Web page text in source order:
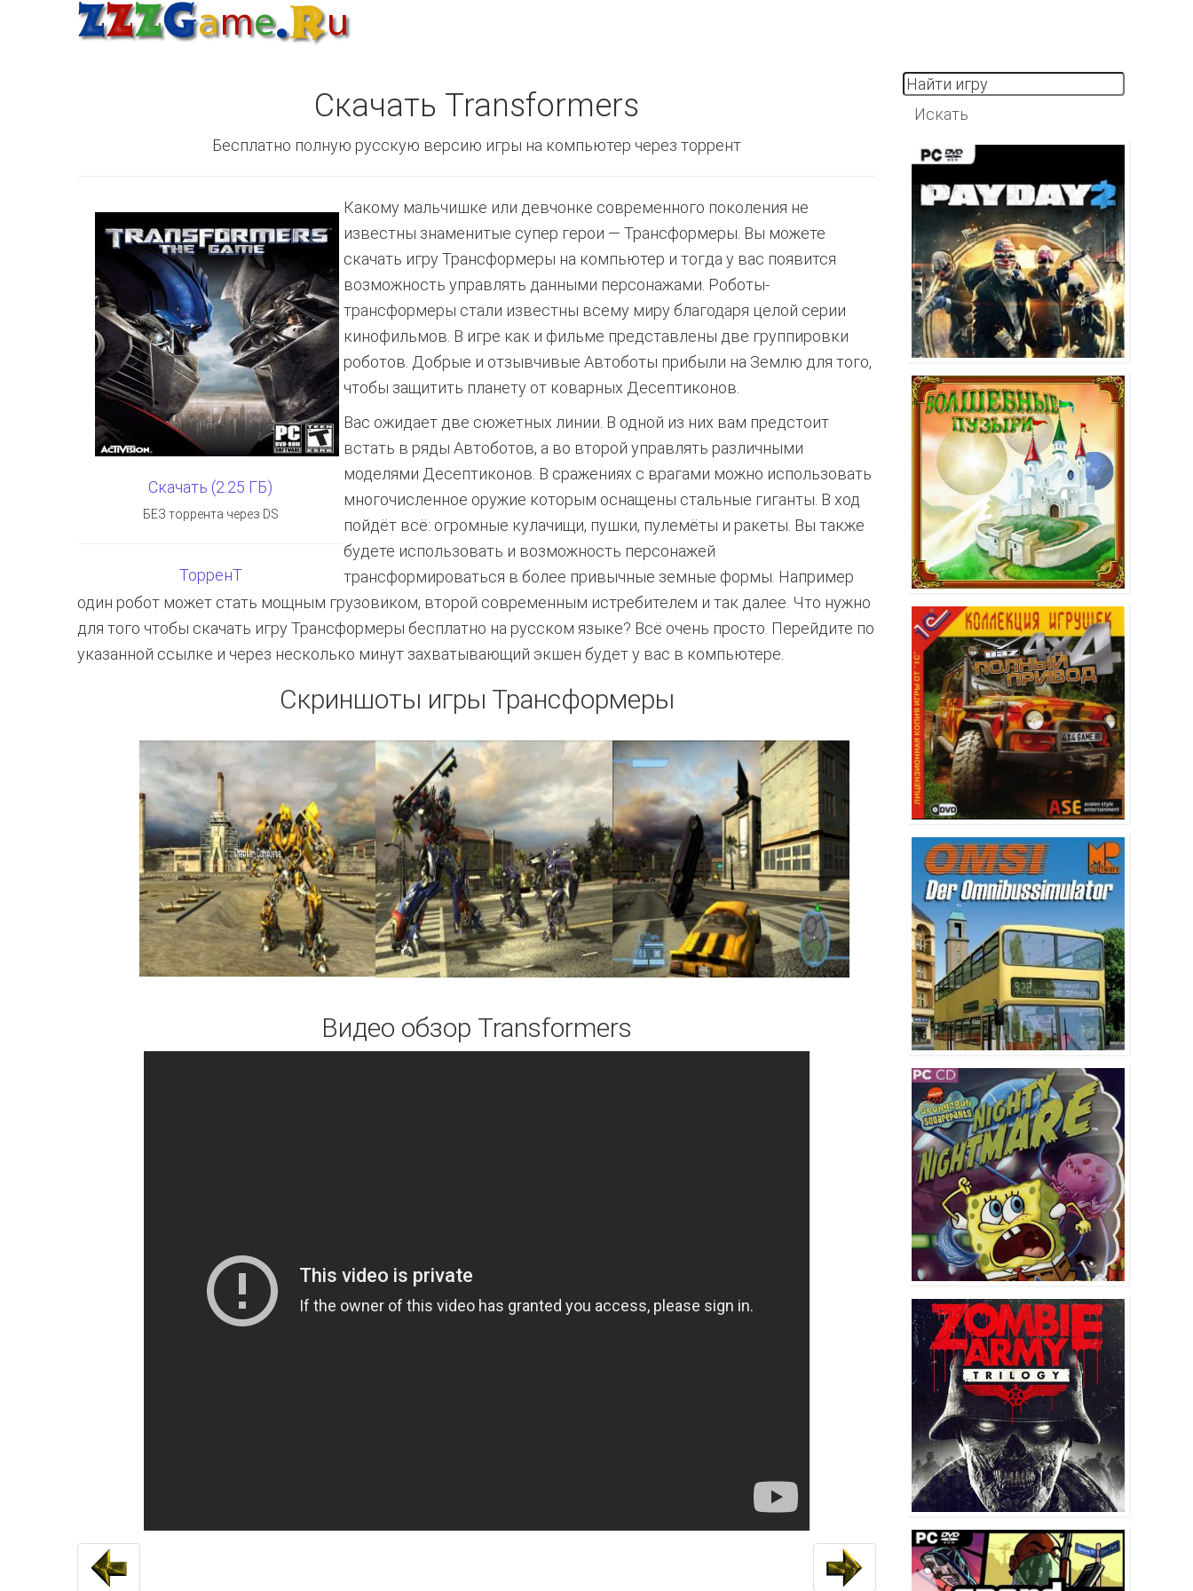
Скачать Transformers
Бесплатно полную русскую версию игры на компьютер через торрент
Скачать (2.25 ГБ)
БЕЗ торрента через DS
ТорренТ
Какому мальчишке или девчонке современного поколения не
известны знаменитые супер герои — Трансформеры. Вы можете
скачать игру Трансформеры на компьютер и тогда у вас появится
возможность управлять данными персонажами. Роботы-
трансформеры стали известны всему миру благодаря целой серии
кинофильмов. В игре как и фильме представлены две группировки
роботов. Добрые и отзывчивые Автоботы прибыли на Землю для того,
чтобы защитить планету от коварных Десептиконов.
Вас ожидает две сюжетных линии. В одной из них вам предстоит
встать в ряды Автоботов, а во второй управлять различными
моделями Десептиконов. В сражениях с врагами можно использовать
многочисленное оружие которым оснащены стальные гиганты. В ход
пойдёт всё: огромные кулачищи, пушки, пулемёты и ракеты. Вы также
будете использовать и возможность персонажей
трансформироваться в более привычные земные формы. Например
один робот может стать мощным грузовиком, второй современным истребителем и так далее. Что нужно
для того чтобы скачать игру Трансформеры бесплатно на русском языке? Всё очень просто. Перейдите по
указанной ссылке и через несколько минут захватывающий экшен будет у вас в компьютере.
Скриншоты игры Трансформеры
Видео обзор Transformers